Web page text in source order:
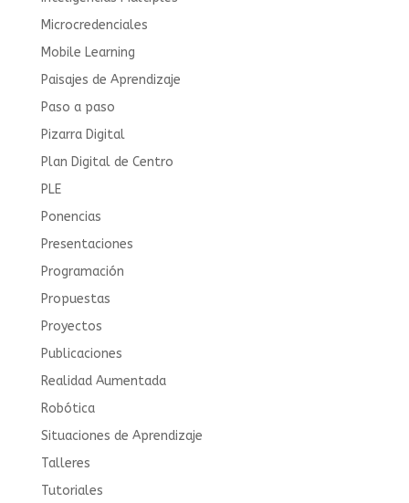
Microcredenciales
Mobile Learning
Paisajes de Aprendizaje
Paso a paso
Pizarra Digital
Plan Digital de Centro
PLE
Ponencias
Presentaciones
Programación
Propuestas
Proyectos
Publicaciones
Realidad Aumentada
Robótica
Situaciones de Aprendizaje
Talleres
Tutoriales